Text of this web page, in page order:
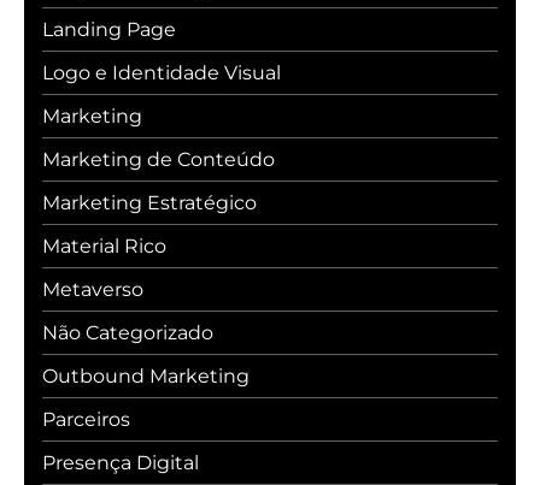
Landing Page
Logo e Identidade Visual
Marketing
Marketing de Conteúdo
Marketing Estratégico
Material Rico
Metaverso
Não Categorizado
Outbound Marketing
Parceiros
Presença Digital